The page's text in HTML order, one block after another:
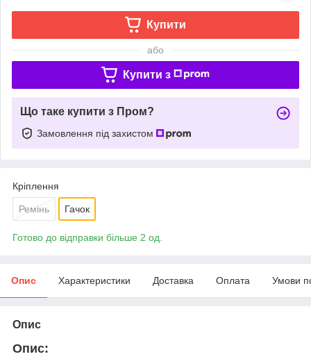
Купити
або
Купити з
Що таке купити з Пром?
Замовлення під захистом
Кріплення
Ремінь Гачок
Готово до відправки більше 2 од.
Опис Характеристики Доставка Оплата Умови
Опис
Опис: